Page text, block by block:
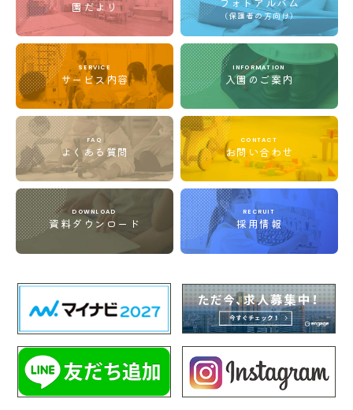
園だより
(保護者の方向け)
SERVICE
サービス内容
INFORMATION
入園のご案内
FAQ
よくある質問
CONTACT
お問い合わせ
DOWNLOAD
資料ダウンロード
RECRUIT
採用情報